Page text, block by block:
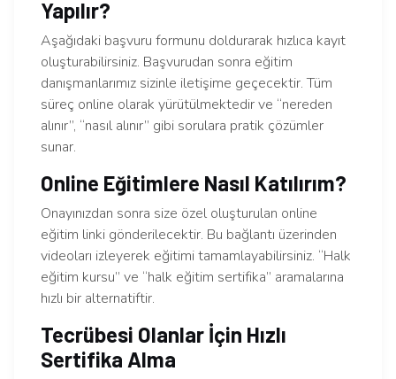
Yapılır?
Aşağıdaki başvuru formunu doldurarak hızlıca kayıt
oluşturabilirsiniz. Başvurudan sonra eğitim
danışmanlarımız sizinle iletişime geçecektir. Tüm
süreç online olarak yürütülmektedir ve “nereden
alınır”, “nasıl alınır” gibi sorulara pratik çözümler
sunar.
Online Eğitimlere Nasıl Katılırım?
Onayınızdan sonra size özel oluşturulan online
eğitim linki gönderilecektir. Bu bağlantı üzerinden
videoları izleyerek eğitimi tamamlayabilirsiniz. “Halk
eğitim kursu” ve “halk eğitim sertifika” aramalarına
hızlı bir alternatiftir.
Tecrübesi Olanlar İçin Hızlı
Sertifika Alma